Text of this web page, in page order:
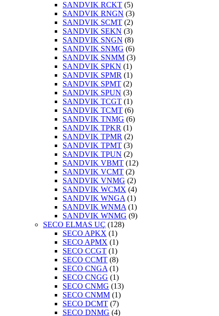
SANDVIK RCKT (5)
SANDVIK RNGN (3)
SANDVIK SCMT (2)
SANDVIK SEKN (3)
SANDVIK SNGN (8)
SANDVIK SNMG (6)
SANDVIK SNMM (3)
SANDVIK SPKN (1)
SANDVIK SPMR (1)
SANDVIK SPMT (2)
SANDVIK SPUN (3)
SANDVIK TCGT (1)
SANDVIK TCMT (6)
SANDVIK TNMG (6)
SANDVIK TPKR (1)
SANDVIK TPMR (2)
SANDVIK TPMT (3)
SANDVIK TPUN (2)
SANDVIK VBMT (12)
SANDVIK VCMT (2)
SANDVIK VNMG (2)
SANDVIK WCMX (4)
SANDVIK WNGA (1)
SANDVIK WNMA (1)
SANDVIK WNMG (9)
SECO ELMAS UÇ (128)
SECO APKX (1)
SECO APMX (1)
SECO CCGT (1)
SECO CCMT (8)
SECO CNGA (1)
SECO CNGG (1)
SECO CNMG (13)
SECO CNMM (1)
SECO DCMT (7)
SECO DNMG (4)